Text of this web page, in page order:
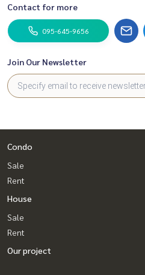
Contact for more
095-645-9656
Join Our Newsletter
Condo
Sale
Rent
House
Sale
Rent
Our project